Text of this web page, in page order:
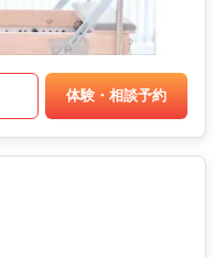
体験・相談予約